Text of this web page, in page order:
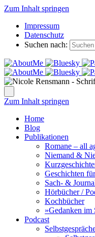
Zum Inhalt springen
Impressum
Datenschutz
Suchen nach:
Zum Inhalt springen
Home
Blog
Publikationen
Romane – all
Niemand &
Geschichten
Sach- &
Hörbücher /
Kochbücher
»Gedanken
Podcast